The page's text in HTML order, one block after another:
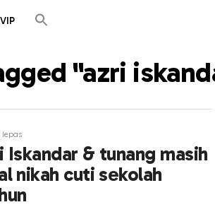
"azri
lepas
Iskandar & tunang masih
nikah cuti sekolah